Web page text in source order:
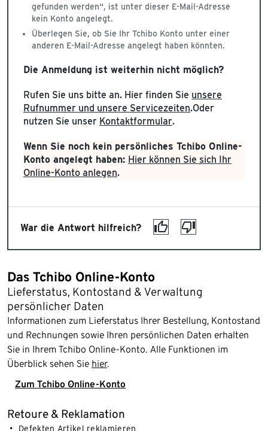
gefunden werden“, ist unter dieser E-Mail-Adresse
kein Konto angelegt.
Überlegen Sie, ob Sie Ihr Tchibo Konto unter einer
anderen E-Mail-Adresse angelegt haben könnten.
Die Anmeldung ist weiterhin nicht möglich?
Rufen Sie uns bitte an. Hier finden Sie unsere
Rufnummer und unsere Servicezeiten.Oder
nutzen Sie unser Kontaktformular.
Wenn Sie noch kein persönliches Tchibo Online-
Konto angelegt haben: Hier können Sie sich Ihr
Online-Konto anlegen.
War die Antwort hilfreich?
Das Tchibo Online-Konto
Lieferstatus, Kontostand & Verwaltung
persönlicher Daten
Informationen zum Lieferstatus Ihrer Bestellung, Kontostand
und Rechnungen sowie Ihren persönlichen Daten erhalten
Sie in Ihrem Tchibo Online-Konto. Alle Funktionen im
Überblick sehen Sie hier.
Zum Tchibo Online-Konto
Retoure & Reklamation
Defekten Artikel reklamieren